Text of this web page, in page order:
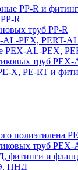
PP-R и
R
труб PP-R
AL-PEX, PERT-
PEX-AL-PEX,
труб
X, PE-RT и
полиэтилена
труб
фитинги и
ПНД